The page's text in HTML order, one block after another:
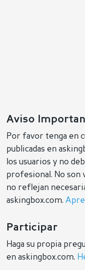
Aviso
Por favor tenga en
publicadas en
los usuarios y no
profesional. No
no reflejan
askingbox.com.
Participar
Haga su propia
en askingbox.com.